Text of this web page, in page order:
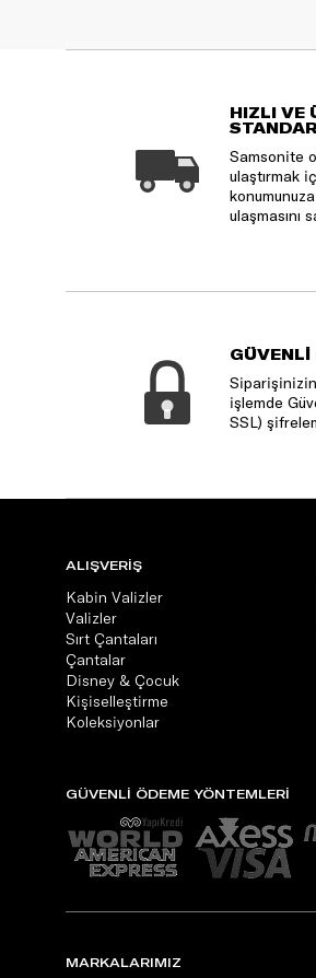
HIZLI VE
Samsonite
ulaştırmak
ulaşmasını
GÜVENLİ
işlemde
SSL)
ALIŞVERİŞ
Kabin Valizler
Valizler
Sırt Çantaları
Çantalar
Disney & Çocuk
Kişiselleştirme
Koleksiyonlar
GÜVENLİ ÖDEME YÖNTEMLERİ
MARKALARIMIZ